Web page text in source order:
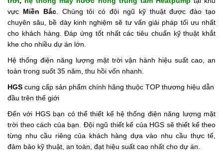
vực Miền Bắc. Chúng tôi có đội ngũ kỹ thuật được đào tạo
chuyên sâu, bề dày kinh nghiệm sẽ tư vấn giải pháp tối ưu nhất
cho khách hàng. Đáp ứng tốt nhất các tiêu chuẩn kỹ thuật khắt
khe cho nhiều dự án lớn.
Hệ thống điện năng lượng mặt trời vận hành hiệu suất cao, an
toàn trong suốt 35 năm, thu hồi vốn nhanh.
HGS cung cấp sản phẩm chính hãng thuộc TOP thương hiệu dẫn
đầu trên thế giới
Đến với HGS bạn có thể thiết kế hệ thống điện năng lượng mặt
trời theo cách của bạn. Đội ngũ thiết kế của HGS sẽ thiết kế theo
từng nhu cầu riêng của khách hàng dựa vào nhu cầu thực tế,
đảm bảo kỹ thuật, an toàn, đạt hiệu suất cao nhất cho dự án.